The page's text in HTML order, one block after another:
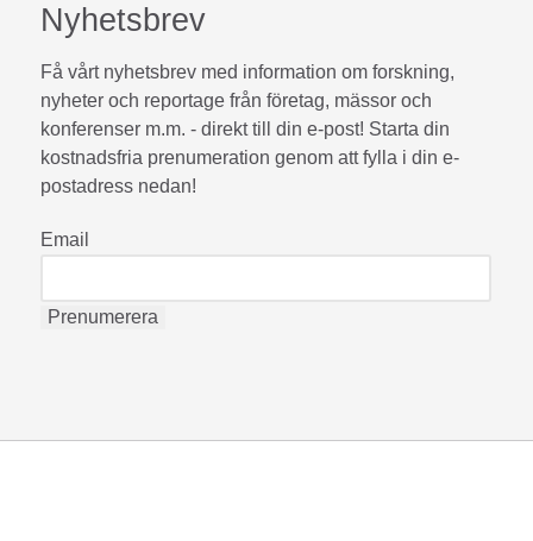
Nyhetsbrev
Få vårt nyhetsbrev med information om forskning,
nyheter och reportage från företag, mässor och
konferenser m.m. - direkt till din e-post! Starta din
kostnadsfria prenumeration genom att fylla i din e-
postadress nedan!
Email